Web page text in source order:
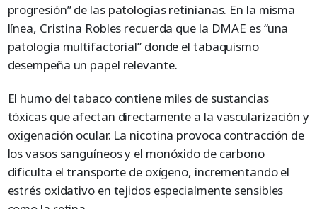
progresión” de las patologías retinianas. En la misma
línea, Cristina Robles recuerda que la DMAE es “una
patología multifactorial” donde el tabaquismo
desempeña un papel relevante.
El humo del tabaco contiene miles de sustancias
tóxicas que afectan directamente a la vascularización y
oxigenación ocular. La nicotina provoca contracción de
los vasos sanguíneos y el monóxido de carbono
dificulta el transporte de oxígeno, incrementando el
estrés oxidativo en tejidos especialmente sensibles